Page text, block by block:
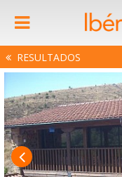
RESULTADOS